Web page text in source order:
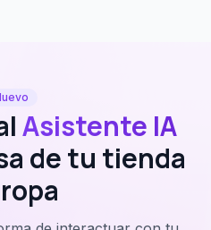
Asistente IA
de tu tienda